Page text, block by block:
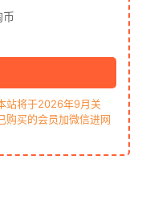
币
站将于2026年9月关
购买的会员加微信进网